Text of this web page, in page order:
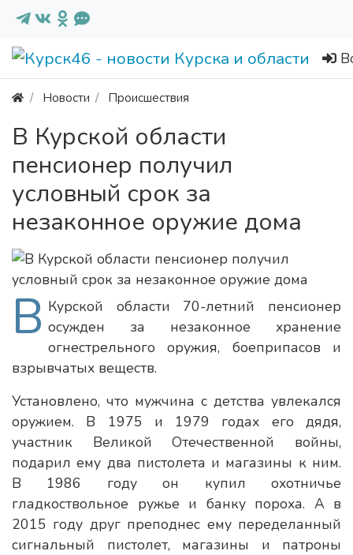
Новости Происшествия
В Курской области
пенсионер получил
условный срок за
незаконное оружие дома
В Курской области 70-летний пенсионер
осужден за незаконное хранение
огнестрельного оружия, боеприпасов и
взрывчатых веществ.
Установлено, что мужчина с детства увлекался
оружием. В 1975 и 1979 годах его дядя,
участник Великой Отечественной войны,
подарил ему два пистолета и магазины к ним.
В 1986 году он купил охотничье
гладкоствольное ружье и банку пороха. А в
2015 году друг преподнес ему переделанный
сигнальный пистолет, магазины и патроны